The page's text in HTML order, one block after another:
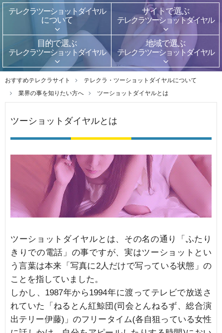
テレクラツーショットダイヤル
について
サイトで選ぶ
テレクラツーショットダイヤル
目的で選ぶ
テレクラツーショットダイヤル
地域で選ぶ
テレクラツーショットダイヤル
おすすめテレクラサイト
テレクラ・ツーショットダイヤルについて
業界の事を知りたい方へ
ツーショットダイヤルとは
ツーショットダイヤルとは
ツーショットダイヤルとは、その名の通り「ふたり
きりでの電話」の事ですが、実はツーショットとい
う言葉は本来「写真に2人だけで写っている状態」の
ことを指していました。
しかし、1987年から1994年に渡ってテレビで放送さ
れていた「ねるとん紅鯨団(司会とんねるず、総合演
出テリー伊藤)」のフリータイム(各自狙っている女性